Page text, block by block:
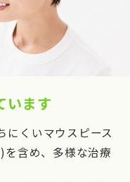
います
にくいマウスピース
含め、多様な治療